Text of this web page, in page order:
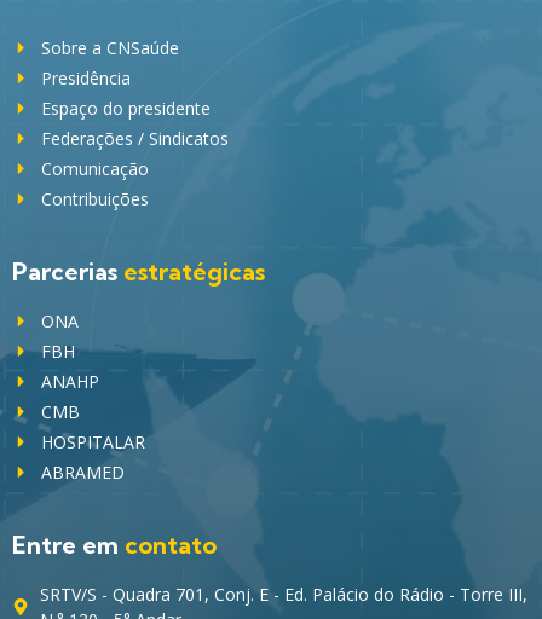
Sobre a CNSaúde
Presidência
Espaço do presidente
Federações / Sindicatos
Comunicação
Contribuições
Parcerias estratégicas
ONA
FBH
ANAHP
CMB
HOSPITALAR
ABRAMED
Entre em contato
SRTV/S - Quadra 701, Conj. E - Ed. Palácio do Rádio - Torre III,